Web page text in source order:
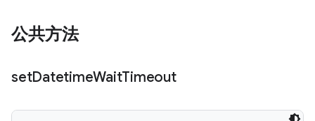
公共方法
setDatetimeWaitTimeout